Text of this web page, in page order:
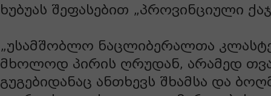
ხუბუას შეფასებით „პროვინციული
„უსამშობლო ნაცლიბერალთა
მხოლოდ პირის ღრუდან, არამედ
გუგებიდანაც ანთხევს შხამსა და